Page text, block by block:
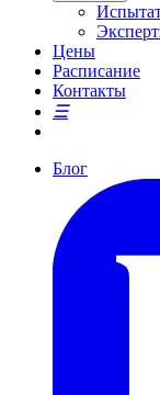
Цены
Расписание
Контакты
Блог